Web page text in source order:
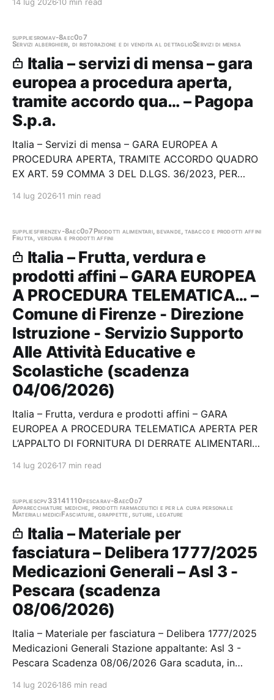
GENERALE (RCT-RCO) - CIG B91E2C04FE Stazione
suppliesromav-8aec0d7
Servizi alberghieri, di ristorazione e di vendita al dettaglioServizi di mensa
Italia – servizi di mensa – gara
europea a procedura aperta,
tramite accordo qua… – Pagopa
S.p.a.
Italia – Servizi di mensa – GARA EUROPEA A
PROCEDURA APERTA, TRAMITE ACCORDO QUADRO
EX ART. 59 COMMA 3 DEL D.LGS. 36/2023, PER
MENSA MEDIANTE BUONI PASTO Stazione
14 lug 2026 11 min read
suppliesfirenzev-8aec0d7 Prodotti alimentari, bevande, tabacco e prodotti affini
Frutta, verdura e prodotti affini
Italia – Frutta, verdura e
prodotti affini – GARA EUROPEA
A PROCEDURA TELEMATICA… –
Comune di Firenze - Direzione
Istruzione - Servizio Supporto
Alle Attività Educative e
Scolastiche (scadenza
04/06/2026)
Italia – Frutta, verdura e prodotti affini – GARA
EUROPEA A PROCEDURA TELEMATICA APERTA PER
L’APPALTO DI FORNITURA DI DERRATE ALIMENTARI
FIRENZE, IN CONFORMITA' AI CAM DI CUI AL DM N.
Stazione…
14 lug 2026 17 min read
suppliescpv33141110pescarav-8aec0d7
Apparecchiature mediche, prodotti farmaceutici e per la cura personale
Materiali mediciFasciature, grappette, suture, legature
Italia – Materiale per
fasciatura – Delibera 1777/2025
Medicazioni Generali – Asl 3 -
Pescara (scadenza
08/06/2026)
Italia – Materiale per fasciatura – Delibera 1777/2025
Medicazioni Generali Stazione appaltante: Asl 3 -
Pescara Scadenza 08/06/2026 Gara scaduta, in
14 lug 2026 186 min read